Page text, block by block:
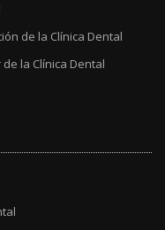
de la Clínica Dental
la Clínica Dental